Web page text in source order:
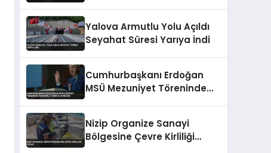
Yalova Armutlu Yolu Açıldı
Seyahat Süresi Yarıya İndi
Cumhurbaşkanı Erdoğan
MSÜ Mezuniyet Töreninde
Nizip Organize Sanayi
Bölgesine Çevre Kirliliği